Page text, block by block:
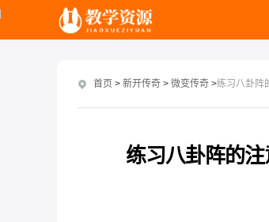
首页 > 新开传奇 > 微变传奇 >练习八卦阵
练习八卦阵的